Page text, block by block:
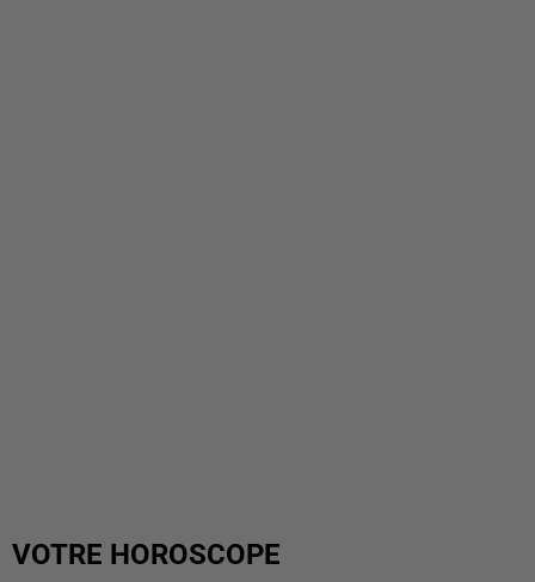
VOTRE HOROSCOPE